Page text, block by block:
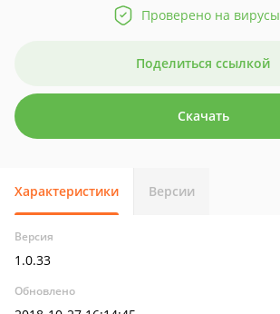
Проверено на вирусы
Поделиться ссылкой
Скачать
Характеристики Версии
Версия
1.0.33
Обновлено